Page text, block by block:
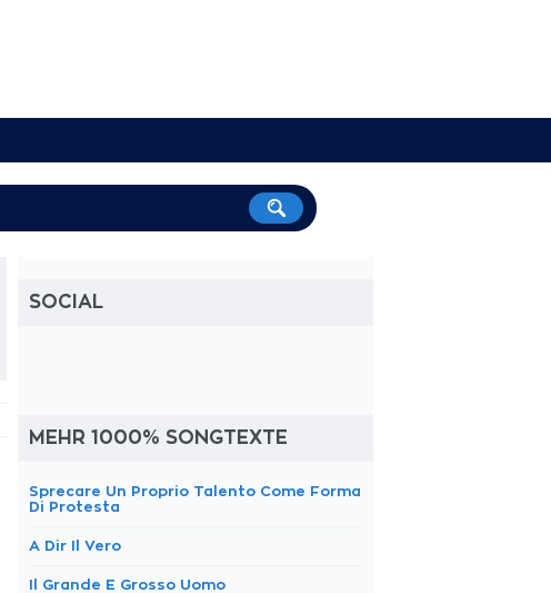
SOCIAL
MEHR 1000% SONGTEXTE
Sprecare Un Proprio Talento Come Forma
Di Protesta
A Dir Il Vero
Il Grande E Grosso Uomo